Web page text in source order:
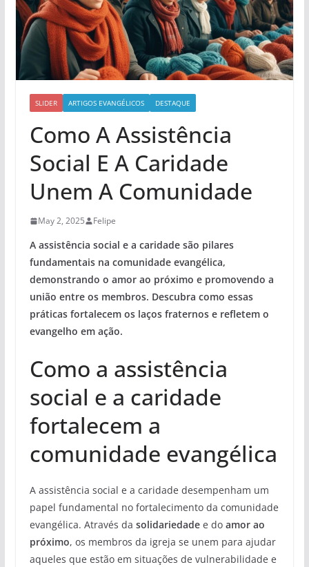
SLIDER ARTIGOS EVANGÉLICOS DESTAQUE
Como A Assistência
Social E A Caridade
Unem A Comunidade
May 2, 2025 Felipe
A assistência social e a caridade são pilares
fundamentais na comunidade evangélica,
demonstrando o amor ao próximo e promovendo a
união entre os membros. Descubra como essas
práticas fortalecem os laços fraternos e refletem o
evangelho em ação.
Como a assistência
social e a caridade
fortalecem a
comunidade evangélica
A assistência social e a caridade desempenham um
papel fundamental no fortalecimento da comunidade
evangélica. Através da solidariedadee do amor ao
próximo, os membros da igreja se unem para ajudar
aqueles que estão em situações de vulnerabilidade e